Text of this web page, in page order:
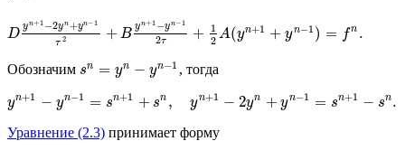
D
yn+1 −2yn+yn−1
τ 2 + B
yn+1 −yn−1
2τ +
1
2 A(yn+1 + yn−1 ) = f n .
Обозначим sn = yn − yn−1 , тогда
yn+1 − yn−1 = sn+1 + sn , yn+1 − 2yn + yn−1 = sn+1 − sn.
Уравнение (2.3) принимает форму